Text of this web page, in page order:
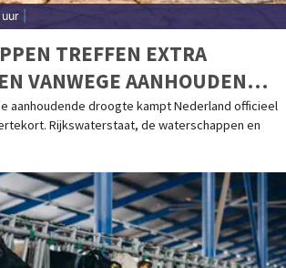
TREFFEN EXTRA
VANWEGE AANHOUDENDE
aanhoudende droogte kampt Nederland officieel
Rijkswaterstaat, de waterschappen en